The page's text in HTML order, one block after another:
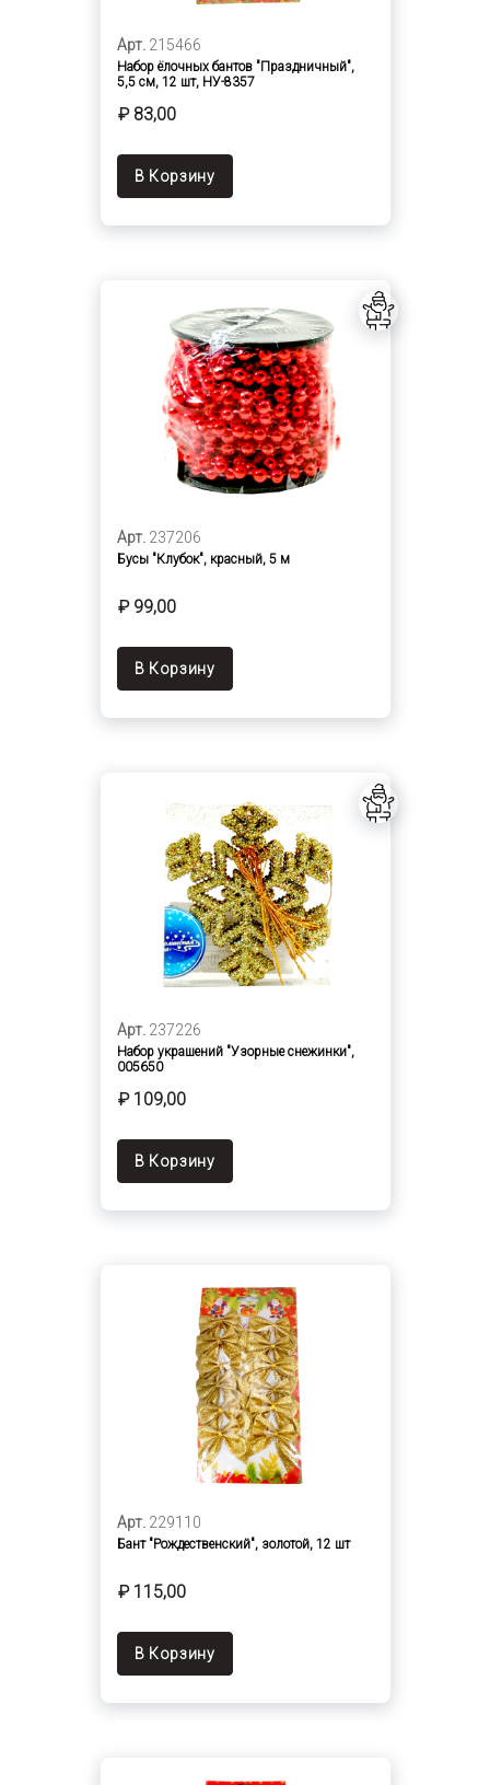
Арт. 215466
Набор ёлочных бантов "Праздничный",
5,5 см, 12 шт, НУ-8357
₽ 83,00
В Корзину
Арт. 237206
Бусы "Клубок", красный, 5 м
₽ 99,00
В Корзину
Арт. 237226
Набор украшений "Узорные снежинки",
005650
₽ 109,00
В Корзину
Арт. 229110
Бант "Рождественский", золотой, 12 шт
₽ 115,00
В Корзину